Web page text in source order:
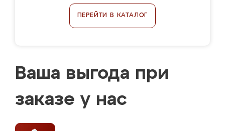
ПЕРЕЙТИ В КАТАЛОГ
Ваша выгода при
заказе у нас